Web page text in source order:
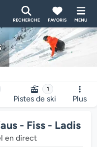
RECHERCHE FAVORIS MENU
1
Pistes de ski Plus
- Fiss - Ladis
en direct